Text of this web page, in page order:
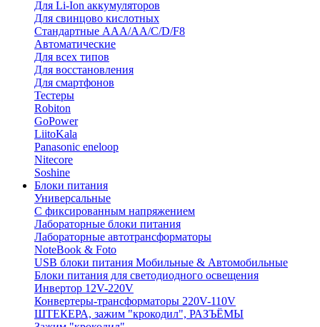
Для Li-Ion аккумуляторов
Для свинцово кислотных
Стандартные ААА/АА/С/D/F8
Автоматические
Для всех типов
Для восстановления
Для смартфонов
Тестеры
Robiton
GoPower
LiitoKala
Panasonic eneloop
Nitecore
Soshine
Блоки питания
Универсальные
C фиксированным напряжением
Лабораторные блоки питания
Лабораторные автотрансформаторы
NoteBook & Foto
USB блоки питания Мобильные & Автомобильные
Блоки питания для светодиодного освещения
Инвертор 12V-220V
Конвертеры-трансформаторы 220V-110V
ШТЕКЕРА, зажим "крокодил", РАЗЪЁМЫ